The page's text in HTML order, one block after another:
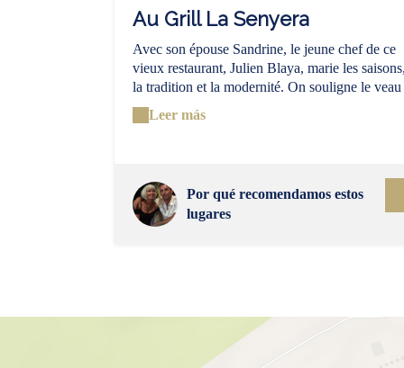
Au Grill La Senyera
Avec son épouse Sandrine, le jeune chef de ce
vieux restaurant, Julien Blaya, marie les
la tradition et la modernité. On souligne le veau
du pays, la "quintessence de foie gras catalan"
les chips de pancetta, poitrine de porc italienne.
Roussillon.
Leer más
Por qué recomendamos estos
lugares